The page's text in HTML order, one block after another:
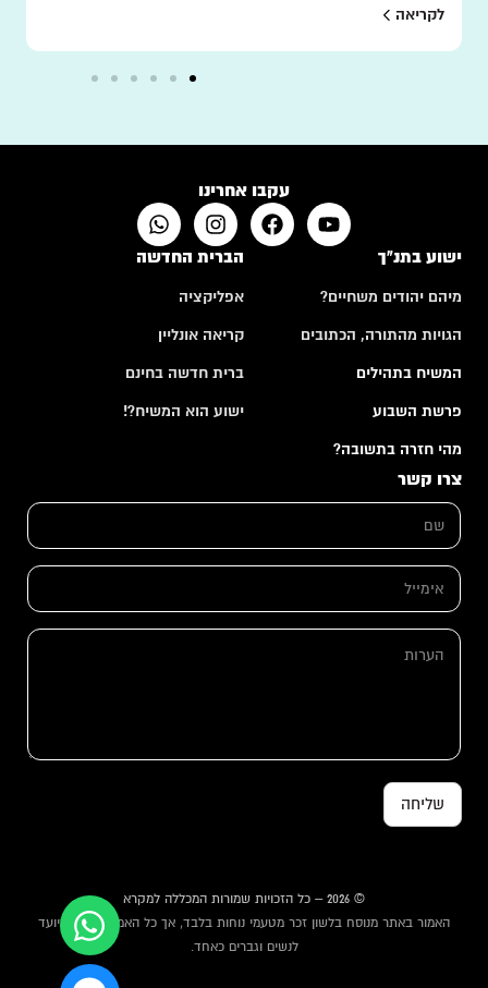
לקריאה
עקבו אחרינו
ישוע בתנ"ך
מיהם יהודים משחיים?
הגויות מהתורה, הכתובים
המשיח בתהילים
פרשת השבוע
מהי חזרה בתשובה?
הברית החדשה
אפליקציה
קריאה אונליין
ברית חדשה בחינם
ישוע הוא המשיח?!
צרו קשר
ש
*
א
מ
יא
א
מ
י
ה
שליחה
© 2026 – כל הזכויות שמורות המכללה למקרא
האמור באתר מנוסח בלשון זכר מטעמי נוחות בלבד, אך כל האמור באתר מיועד
לנשים וגברים כאחד.